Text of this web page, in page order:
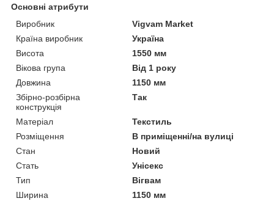
Основні атрибути
Виробник
Vigvam Market
Країна виробник
Україна
Висота
1550 мм
Вікова група
Від 1 року
Довжина
1150 мм
Збірно-розбірна
конструкція
Так
Матеріал
Текстиль
Розміщення
В приміщенні/на вулиці
Стан
Новий
Стать
Унісекс
Тип
Вігвам
Ширина
1150 мм